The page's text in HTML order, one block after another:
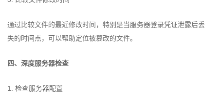
通过比较文件的最近修改时间，特别是当服务器登录凭证泄露后丢
失的时间点，可以帮助定位被篡改的文件。
四、深度服务器检查
1. 检查服务器配置